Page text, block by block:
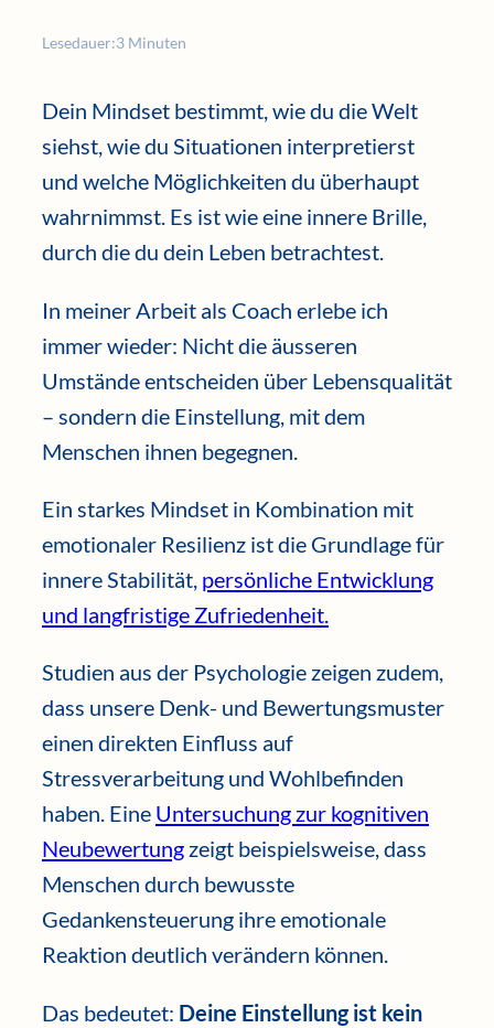
Lesedauer:3 Minuten
Dein Mindset bestimmt, wie du die Welt
siehst, wie du Situationen interpretierst
und welche Möglichkeiten du überhaupt
wahrnimmst. Es ist wie eine innere Brille,
durch die du dein Leben betrachtest.
In meiner Arbeit als Coach erlebe ich
immer wieder: Nicht die äusseren
Umstände entscheiden über Lebensqualität
– sondern die Einstellung, mit dem
Menschen ihnen begegnen.
Ein starkes Mindset in Kombination mit
emotionaler Resilienz ist die Grundlage für
innere Stabilität, persönliche Entwicklung
und langfristige Zufriedenheit.
Studien aus der Psychologie zeigen zudem,
dass unsere Denk- und Bewertungsmuster
einen direkten Einfluss auf
Stressverarbeitung und Wohlbefinden
haben. Eine Untersuchung zur kognitiven
Neubewertung zeigt beispielsweise, dass
Menschen durch bewusste
Gedankensteuerung ihre emotionale
Reaktion deutlich verändern können.
Das bedeutet: Deine Einstellung ist kein